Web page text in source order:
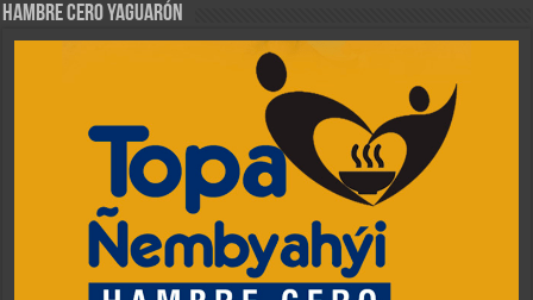
Hambre Cero Yaguarón